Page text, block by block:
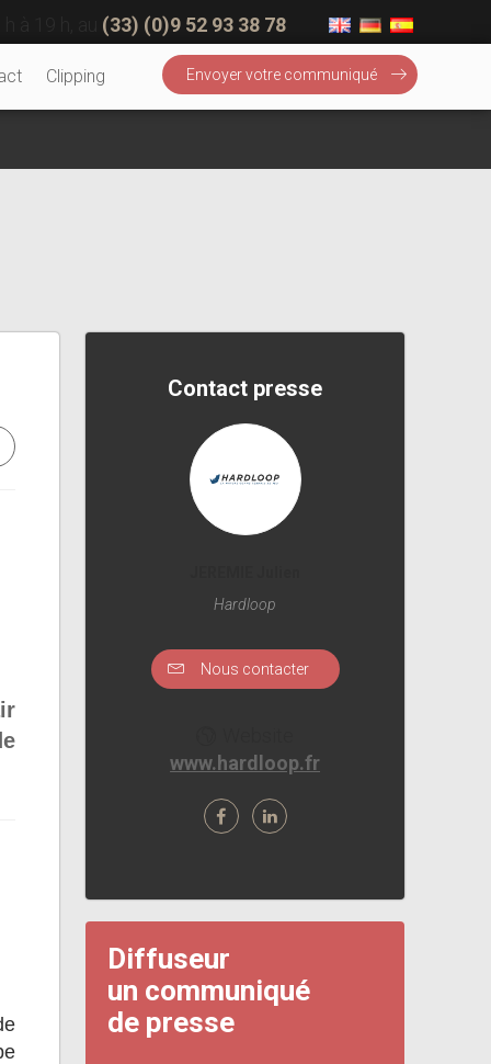
(33) (0)9 52 93 38 78
Clipping Envoyer votre communiqué
Contact presse
Hardloop
Nous contacter
www.hardloop.fr
Diffuseur
un communiqué
de presse